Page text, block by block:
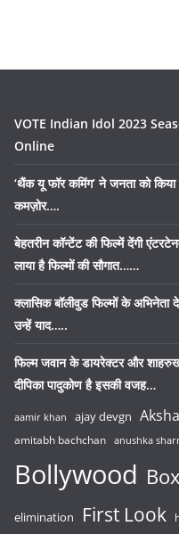
VOTE Indian Idol 2023
Online
‘थैंक यू फॉर कमिंग’ ने जनता को
कमज़ोर….
बेहतरीन कॉन्टेंट की फिल्में देंगी
लाया है फिल्मों की सौगात……
क्लासिक बॉलीवुड फिल्मों के
उन्हें याद…..
फिल्म जवान के डायरेक्टर और
दीपिका पादुकोण है इसकी वजह…
aamir khan ajay devgn
amitabh bachchan anushka
Bollywood
elimination First Look